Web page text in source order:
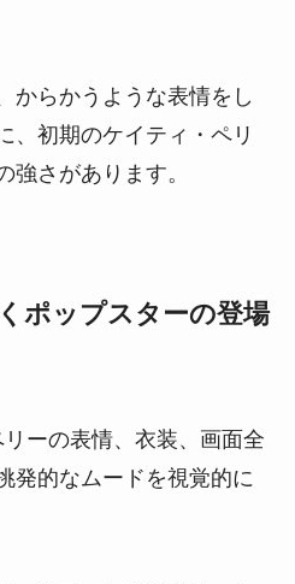
からかうような表情をし
、初期のケイティ・ペリ
強さがあります。
ポップスターの登場
ーの表情、衣装、画面全
発的なムードを視覚的に